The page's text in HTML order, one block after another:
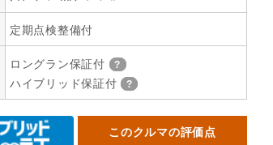
定期点検整備付
ロングラン保証付
ハイブリッド保証付
このクルマの評価点